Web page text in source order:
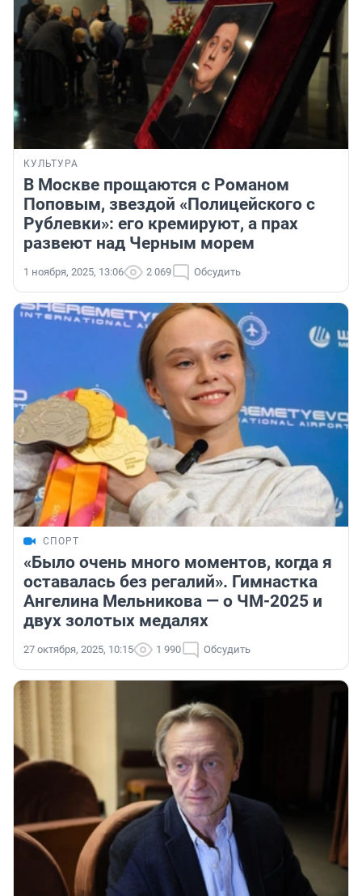
КУЛЬТУРА
В Москве прощаются с Романом
Поповым, звездой «Полицейского с
Рублевки»: его кремируют, а прах
развеют над Черным морем
1 ноября, 2025, 13:06 2 069 Обсудить
СПОРТ
«Было очень много моментов, когда я
оставалась без регалий». Гимнастка
Ангелина Мельникова — о ЧМ-2025 и
двух золотых медалях
27 октября, 2025, 10:15 1 990 Обсудить